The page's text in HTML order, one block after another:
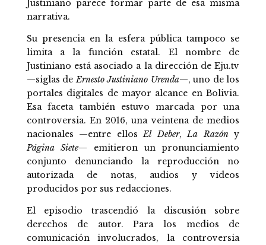
Justiniano parece formar parte de esa misma
narrativa.
Su presencia en la esfera pública tampoco se
limita a la función estatal. El nombre de
Justiniano está asociado a la dirección de Eju.tv
—siglas de Ernesto Justiniano Urenda—, uno de los
portales digitales de mayor alcance en Bolivia.
Esa faceta también estuvo marcada por una
controversia. En 2016, una veintena de medios
nacionales —entre ellos El Deber, La Razóny
Página Siete— emitieron un pronunciamiento
conjunto denunciando la reproducción no
autorizada de notas, audios y videos
producidos por sus redacciones.
El episodio trascendió la discusión sobre
derechos de autor. Para los medios de
comunicación involucrados, la controversia